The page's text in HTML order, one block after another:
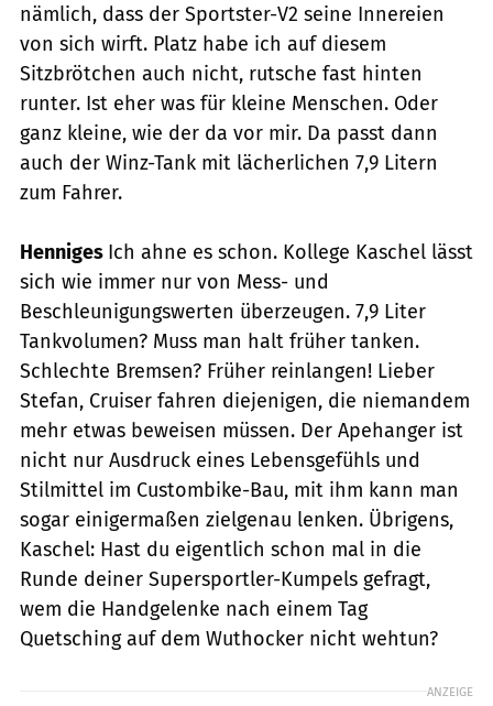
nämlich, dass der Sportster-V2 seine Innereien
von sich wirft. Platz habe ich auf diesem
Sitzbrötchen auch nicht, rutsche fast hinten
runter. Ist eher was für kleine Menschen. Oder
ganz kleine, wie der da vor mir. Da passt dann
auch der Winz-Tank mit lächerlichen 7,9 Litern
zum Fahrer.
Henniges Ich ahne es schon. Kollege Kaschel lässt
sich wie immer nur von Mess- und
Beschleunigungswerten überzeugen. 7,9 Liter
Tankvolumen? Muss man halt früher tanken.
Schlechte Bremsen? Früher reinlangen! Lieber
Stefan, Cruiser fahren diejenigen, die niemandem
mehr etwas beweisen müssen. Der Apehanger ist
nicht nur Ausdruck eines Lebensgefühls und
Stilmittel im Custombike-Bau, mit ihm kann man
sogar einigermaßen zielgenau lenken. Übrigens,
Kaschel: Hast du eigentlich schon mal in die
Runde deiner Supersportler-Kumpels gefragt,
wem die Handgelenke nach einem Tag
Quetsching auf dem Wuthocker nicht wehtun?
ANZEIGE